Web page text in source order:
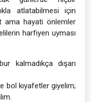
atlatabilmesi için
ama hayati önlemler
harfiyen uyması
kalmadıkça dışarı
bol kıyafetler giyelim;